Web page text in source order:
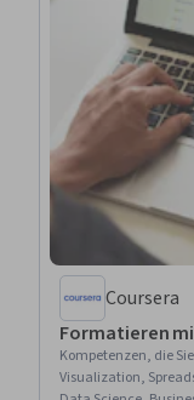
Coursera
Formatieren
Kompetenzen, die
Visualization,